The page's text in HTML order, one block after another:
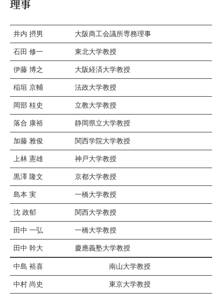
理事
井内 摂男 大阪商工会議所専務理事
石田 修一 東北大学教授
伊藤 博之 大阪経済大学教授
稲垣 京輔 法政大学教授
岡部 桂史 立教大学教授
落合 康裕 静岡県立大学教授
加藤 雅俊 関西学院大学教授
上林 憲雄 神戸大学教授
黒澤 隆文 京都大学教授
島本 実 一橋大学教授
沈 政郁 関西大学教授
田中 一弘 一橋大学教授
田中 幹大 慶應義塾大学教授
中島 裕喜 南山大学教授
中村 尚史 東京大学教授